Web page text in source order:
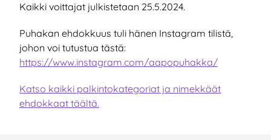
Kaikki voittajat julkistetaan 25.5.2024.
Puhakan ehdokkuus tuli hänen Instagram tilistä,
johon voi tutustua tästä:
https://www.instagram.com/aapopuhakka/
Katso kaikki palkintokategoriat ja nimekkäät
ehdokkaat täältä.